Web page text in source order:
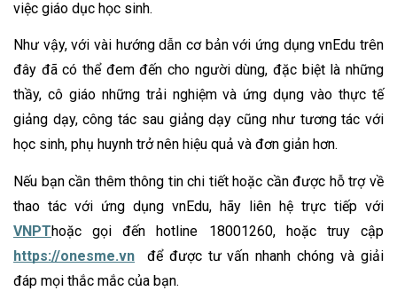
việc giáo dục học sinh.
Như vậy, với vài hướng dẫn cơ bản với ứng dụng vnEdu trên
đây đã có thể đem đến cho người dùng, đặc biệt là những
thầy, cô giáo những trải nghiệm và ứng dụng vào thực tế
giảng dạy, công tác sau giảng dạy cũng như tương tác với
học sinh, phụ huynh trở nên hiệu quả và đơn giản hơn.
Nếu bạn cần thêm thông tin chi tiết hoặc cần được hỗ trợ về
VNPT
https://onesme.vn để được tư vấn nhanh chóng và giải
đáp mọi thắc mắc của bạn.